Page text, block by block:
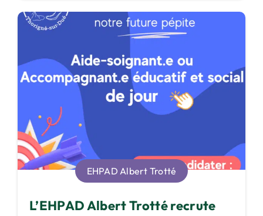
EHPAD Albert Trotté
L’EHPAD Albert Trotté recrute